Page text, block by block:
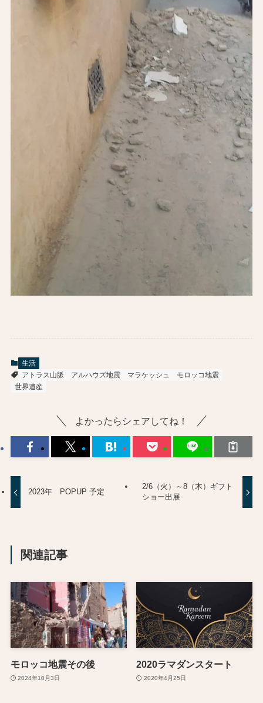
生活
アトラス山脈
アルハウズ地震 マラケッシュ
モロッコ地震
世界遺産
よかったらシェアしてね！
2023年 POPUP 予定
2/6（火）～8（木）ギフト
ショー出展
関連記事
モロッコ地震その後
2024年10月3日
2020ラマダンスタート
2020年4月25日